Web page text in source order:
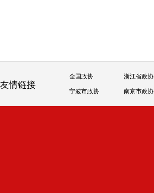
友情链接
全国政协 浙江省政协
宁波市政协 南京市政协